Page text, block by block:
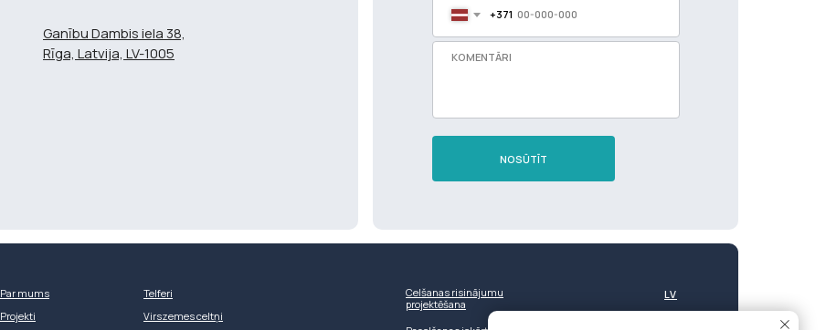
Ganību Dambis iela 38,
Rīga, Latvija, LV-1005
+371
NOSŪTĪT
Par mums
Projekti
Telferi
Virszemes celtņi
Celšanas risinājumu
projektēšana
LV